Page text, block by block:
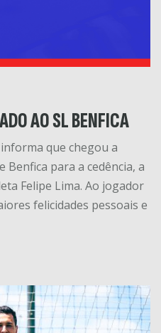
AO SL BENFICA
informa que chegou a
Benfica para a cedência, a
Felipe Lima. Ao jogador
felicidades pessoais e